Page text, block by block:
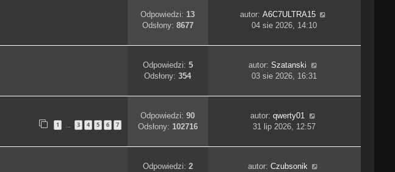
Odpowiedzi:13
Odsłony: 8677
autor: A6C7ULTRA15
04 sie 2026, 14:10
Odpowiedzi: 5
Odsłony:354
autor:Szatanski
03 sie 2026, 16:31
1 … 3 4 5 6 7
Odpowiedzi:90
Odsłony: 102716
autor:qwerty01
31 lip 2026, 12:57
Odpowiedzi: 2
autor: Czubsonik